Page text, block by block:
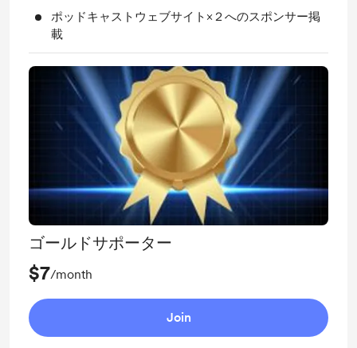
ポッドキャストウェブサイト×２へのスポンサー掲
載
ゴールドサポーター
$7/month
Join